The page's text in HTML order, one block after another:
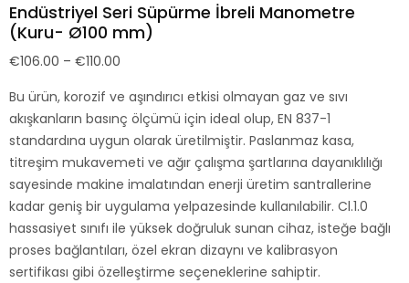
Endüstriyel Seri Süpürme İbreli Manometre
(Kuru- Ø100 mm)
€106.00 – €110.00
Bu ürün, korozif ve aşındırıcı etkisi olmayan gaz ve sıvı
akışkanların basınç ölçümü için ideal olup, EN 837-1
standardına uygun olarak üretilmiştir. Paslanmaz kasa,
titreşim mukavemeti ve ağır çalışma şartlarına dayanıklılığı
sayesinde makine imalatından enerji üretim santrallerine
kadar geniş bir uygulama yelpazesinde kullanılabilir. Cl.1.0
hassasiyet sınıfı ile yüksek doğruluk sunan cihaz, isteğe bağlı
proses bağlantıları, özel ekran dizaynı ve kalibrasyon
sertifikası gibi özelleştirme seçeneklerine sahiptir.